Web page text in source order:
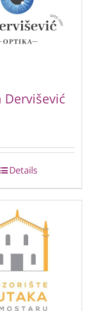
Dervišević
Details